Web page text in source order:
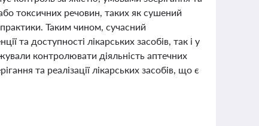
токсичних речовин, таких як сушений
Таким чином, сучасний
та доступності лікарських засобів, так і у
контролювати діяльність аптечних
та реалізації лікарських засобів, що є